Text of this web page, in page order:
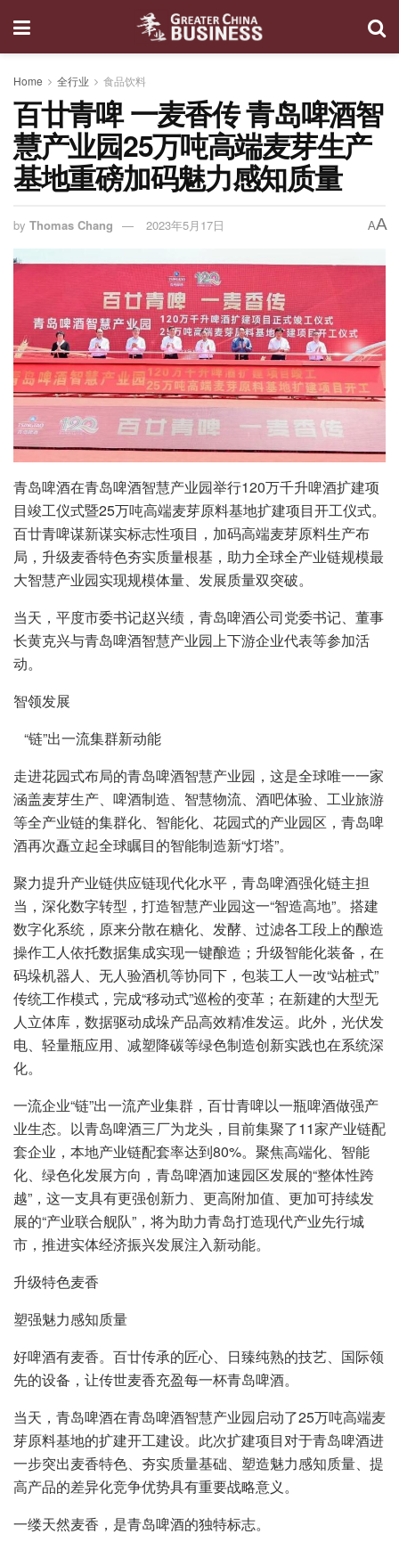
Home 全行业 食品饮料
百廿青啤 一麦香传 青岛啤酒智
慧产业园25万吨高端麦芽生产
基地重磅加码魅力感知质量
by Thomas Chang 2023年5月17日 AA
青岛啤酒在青岛啤酒智慧产业园举行120万千升啤酒扩建项
目竣工仪式暨25万吨高端麦芽原料基地扩建项目开工仪式。
百廿青啤谋新谋实标志性项目，加码高端麦芽原料生产布
局，升级麦香特色夯实质量根基，助力全球全产业链规模最
大智慧产业园实现规模体量、发展质量双突破。
当天，平度市委书记赵兴绩，青岛啤酒公司党委书记、董事
长黄克兴与青岛啤酒智慧产业园上下游企业代表等参加活
动。
智领发展
“链”出一流集群新动能
走进花园式布局的青岛啤酒智慧产业园，这是全球唯一一家
涵盖麦芽生产、啤酒制造、智慧物流、酒吧体验、工业旅游
等全产业链的集群化、智能化、花园式的产业园区，青岛啤
酒再次矗立起全球瞩目的智能制造新“灯塔”。
聚力提升产业链供应链现代化水平，青岛啤酒强化链主担
当，深化数字转型，打造智慧产业园这一“智造高地”。搭建
数字化系统，原来分散在糖化、发酵、过滤各工段上的酿造
操作工人依托数据集成实现一键酿造；升级智能化装备，在
码垛机器人、无人验酒机等协同下，包装工人一改“站桩式”
传统工作模式，完成“移动式”巡检的变革；在新建的大型无
人立体库，数据驱动成垛产品高效精准发运。此外，光伏发
电、轻量瓶应用、减塑降碳等绿色制造创新实践也在系统深
化。
一流企业“链”出一流产业集群，百廿青啤以一瓶啤酒做强产
业生态。以青岛啤酒三厂为龙头，目前集聚了11家产业链配
套企业，本地产业链配套率达到80%。聚焦高端化、智能
化、绿色化发展方向，青岛啤酒加速园区发展的“整体性跨
越”，这一支具有更强创新力、更高附加值、更加可持续发
展的“产业联合舰队”，将为助力青岛打造现代产业先行城
市，推进实体经济振兴发展注入新动能。
升级特色麦香
塑强魅力感知质量
好啤酒有麦香。百廿传承的匠心、日臻纯熟的技艺、国际领
先的设备，让传世麦香充盈每一杯青岛啤酒。
当天，青岛啤酒在青岛啤酒智慧产业园启动了25万吨高端麦
芽原料基地的扩建开工建设。此次扩建项目对于青岛啤酒进
一步突出麦香特色、夯实质量基础、塑造魅力感知质量、提
高产品的差异化竞争优势具有重要战略意义。
一缕天然麦香，是青岛啤酒的独特标志。